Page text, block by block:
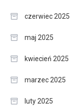
czerwiec 2025
maj 2025
kwiecień 2025
marzec 2025
luty 2025